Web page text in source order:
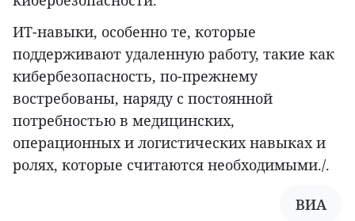
ИТ-навыки, особенно те, которые
поддерживают удаленную работу, такие как
кибербезопасность, по-прежнему
востребованы, наряду с постоянной
потребностью в медицинских,
операционных и логистических навыках и
ролях, которые считаются необходимыми./.
ВИА